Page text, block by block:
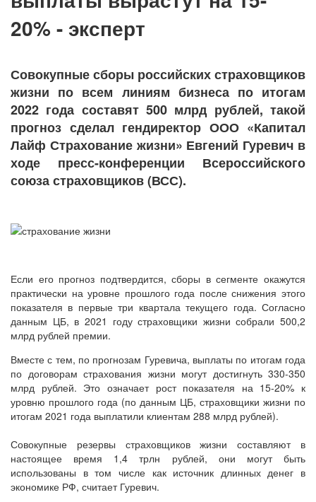
20% - эксперт
Совокупные сборы российских страховщиков
жизни по всем линиям бизнеса по итогам
2022 года составят 500 млрд рублей, такой
прогноз сделал гендиректор ООО «Капитал
Лайф Страхование жизни» Евгений Гуревич в
ходе пресс-конференции Всероссийского
союза страховщиков (ВСС).
Если его прогноз подтвердится, сборы в сегменте окажутся
практически на уровне прошлого года после снижения этого
показателя в первые три квартала текущего года. Согласно
данным ЦБ, в 2021 году страховщики жизни собрали 500,2
млрд рублей премии.
Вместе с тем, по прогнозам Гуревича, выплаты по итогам года
по договорам страхования жизни могут достигнуть 330-350
млрд рублей. Это означает рост показателя на 15-20% к
уровню прошлого года (по данным ЦБ, страховщики жизни по
итогам 2021 года выплатили клиентам 288 млрд рублей).
Совокупные резервы страховщиков жизни составляют в
настоящее время 1,4 трлн рублей, они могут быть
использованы в том числе как источник длинных денег в
экономике РФ, считает Гуревич.